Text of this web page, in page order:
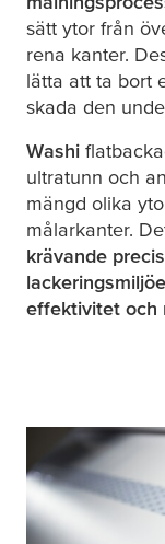
sätt ytor från
rena kanter.
lätta att ta bort
skada den
Washi
ultratunn och
mängd olika
målarkanter.
krävande
effektivitet och